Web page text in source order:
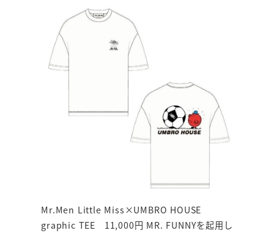
Mr.Men Little Miss×UMBRO HOUSE
graphic TEE 11,000円 MR. FUNNYを起用し